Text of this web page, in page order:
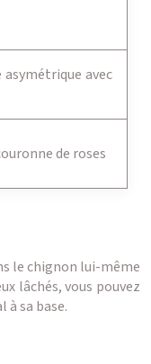
avec
de roses
le chignon lui-même
lâchés, vous pouvez
sa base.